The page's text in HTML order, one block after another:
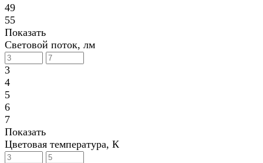
49
55
Показать
Световой поток, лм
3
4
5
6
7
Показать
Цветовая температура, К